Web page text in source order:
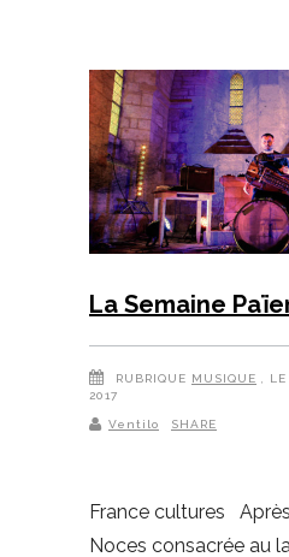
La Semaine
RUBRIQUE MUSIQUE
,
2017
Ventilo SHARE
France cultures
Noces consacrée au